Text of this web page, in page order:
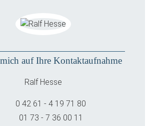
auf Ihre Kontaktaufnahme
Ralf Hesse
0 42 61 - 4 19 71 80
01 73 - 7 36 00 11